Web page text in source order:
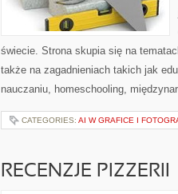
świecie. Strona skupia się na
także na zagadnieniach takich jak
nauczaniu, homeschooling,
CATEGORIES: AI W GRAFICE I
RECENZJE PIZZERII